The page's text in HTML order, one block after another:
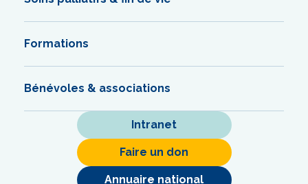
Formations
Bénévoles & associations
Intranet
Faire un don
Annuaire national